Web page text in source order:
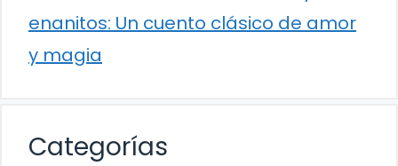
enanitos: Un cuento clásico de amor
y magia
Categorías